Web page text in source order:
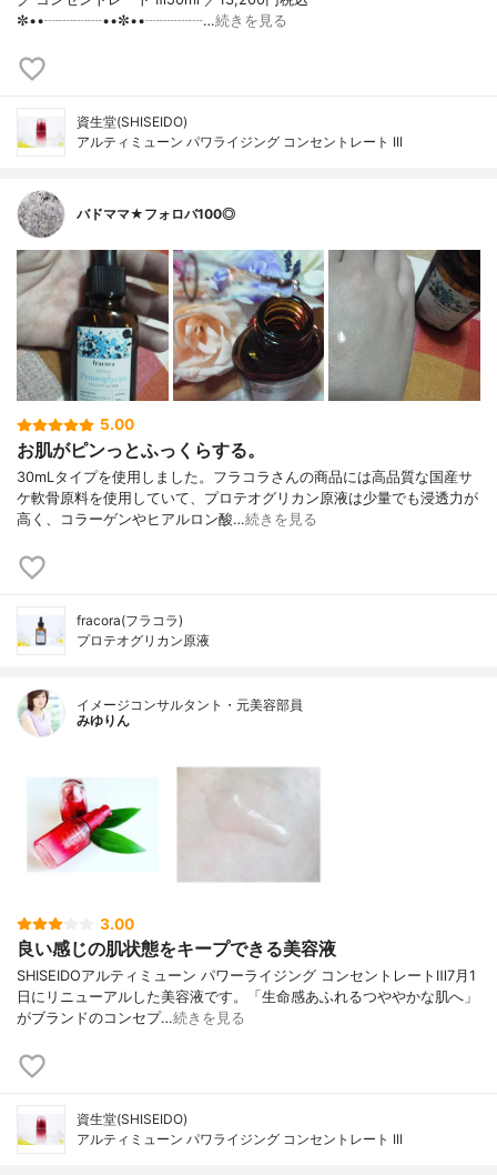
✼••┈┈┈┈••✼••┈┈┈┈…続きを見る
資生堂(SHISEIDO)
アルティミューン パワライジング コンセントレート III
バドママ★フォロバ100◎
5.00
お肌がピンっとふっくらする。
30mLタイプを使用しました。フラコラさんの商品には高品質な国産サ
ケ軟骨原料を使用していて、プロテオグリカン原液は少量でも浸透力が
高く、コラーゲンやヒアルロン酸…続きを見る
fracora(フラコラ)
プロテオグリカン原液
イメージコンサルタント・元美容部員
みゆりん
3.00
良い感じの肌状態をキープできる美容液
SHISEIDOアルティミューン パワーライジング コンセントレートⅢ7月1
日にリニューアルした美容液です。「生命感あふれるつややかな肌へ」
がブランドのコンセプ…続きを見る
資生堂(SHISEIDO)
アルティミューン パワライジング コンセントレート III